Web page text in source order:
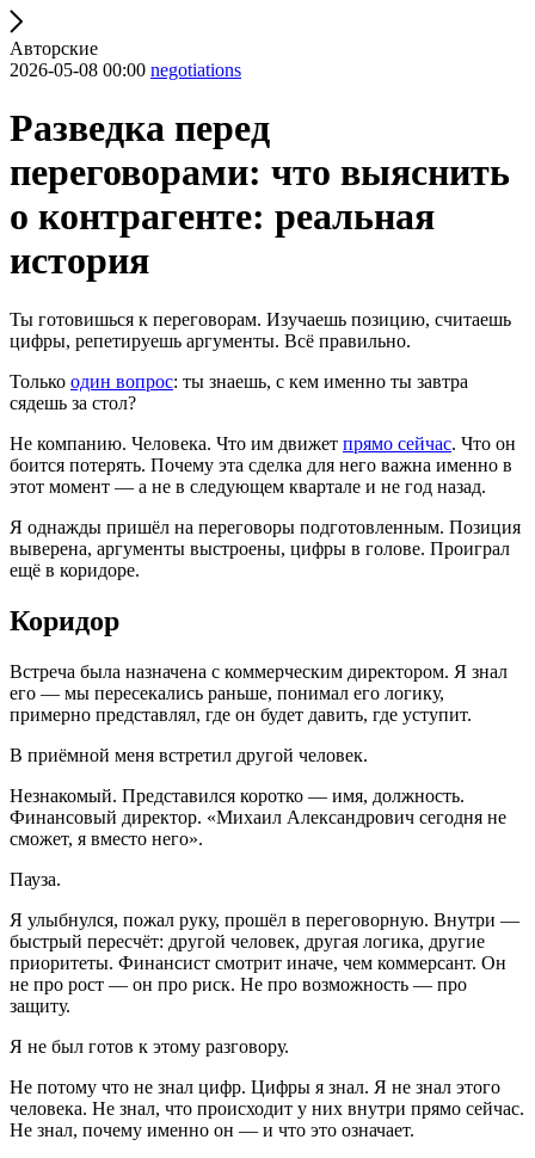
Авторские
2026-05-08 00:00 negotiations
Разведка перед
переговорами: что выяснить
о контрагенте: реальная
история
Ты готовишься к переговорам. Изучаешь позицию, считаешь
цифры, репетируешь аргументы. Всё правильно.
Только один вопрос: ты знаешь, с кем именно ты завтра
сядешь за стол?
Не компанию. Человека. Что им движет прямо сейчас. Что он
боится потерять. Почему эта сделка для него важна именно в
этот момент — а не в следующем квартале и не год назад.
Я однажды пришёл на переговоры подготовленным. Позиция
выверена, аргументы выстроены, цифры в голове. Проиграл
ещё в коридоре.
Коридор
Встреча была назначена с коммерческим директором. Я знал
его — мы пересекались раньше, понимал его логику,
примерно представлял, где он будет давить, где уступит.
В приёмной меня встретил другой человек.
Незнакомый. Представился коротко — имя, должность.
Финансовый директор. «Михаил Александрович сегодня не
сможет, я вместо него».
Пауза.
Я улыбнулся, пожал руку, прошёл в переговорную. Внутри —
быстрый пересчёт: другой человек, другая логика, другие
приоритеты. Финансист смотрит иначе, чем коммерсант. Он
не про рост — он про риск. Не про возможность — про
защиту.
Я не был готов к этому разговору.
Не потому что не знал цифр. Цифры я знал. Я не знал этого
человека. Не знал, что происходит у них внутри прямо сейчас.
Не знал, почему именно он — и что это означает.